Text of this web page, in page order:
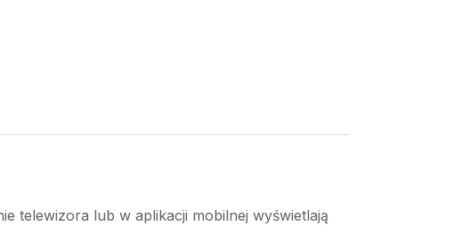
telewizora lub w aplikacji mobilnej wyświetlają